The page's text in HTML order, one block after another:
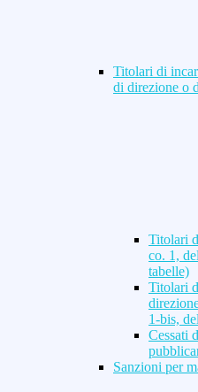
Titolari di
di direzione o
Titolari
co. 1,
tabelle)
Titolari
1-bis,
Cessati
Sanzioni per